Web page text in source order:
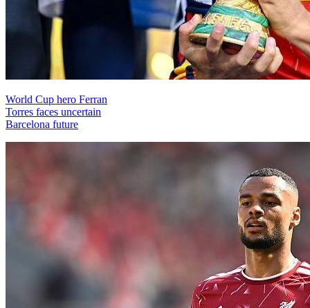
World Cup hero Ferran
Torres faces uncertain
Barcelona future